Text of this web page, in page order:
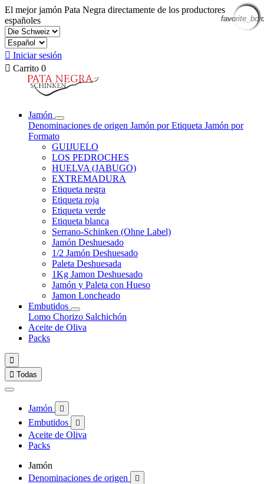
El mejor jamón Pata Negra directamente de los productores
españoles
 Iniciar sesión
 Carrito 0
Jamón
Denominaciones de origen Jamón por Etiqueta Jamón por
Formato
GUIJUELO
LOS PEDROCHES
HUELVA (JABUGO)
EXTREMADURA
Etiqueta negra
Etiqueta roja
Etiqueta verde
Etiqueta blanca
Serrano-Schinken (Ohne Label)
Jamón Deshuesado
1/2 Jamón Deshuesado
Paleta Deshuesada
1Kg Jamon Deshuesado
Jamón y Paleta con Hueso
Jamon Loncheado
Embutidos
Lomo Chorizo Salchichón
Aceite de Oliva
Packs

 Todas
Jamón 
Embutidos 
Aceite de Oliva
Packs
Jamón
Denominaciones de origen
